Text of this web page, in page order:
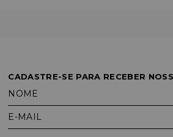
CADASTRE-SE PARA RECEBER
NOME
E-MAIL